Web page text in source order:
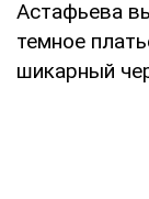
Астафьева
темное
шикарный